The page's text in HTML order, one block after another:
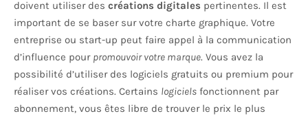
doivent utiliser des créations digitales pertinentes. Il est
important de se baser sur votre charte graphique. Votre
entreprise ou start-up peut faire appel à la communication
d’influence pour promouvoir votre marque. Vous avez la
possibilité d’utiliser des logiciels gratuits ou premium pour
réaliser vos créations. Certains logiciels fonctionnent par
abonnement, vous êtes libre de trouver le prix le plus